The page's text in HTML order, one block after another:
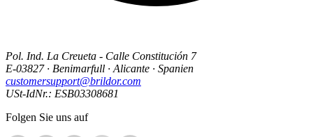
Pol. Ind. La Creueta - Calle Constitución 7
E-03827 · Benimarfull · Alicante · Spanien
customersupport@brildor.com
USt-IdNr.: ESB03308681
Folgen Sie uns auf